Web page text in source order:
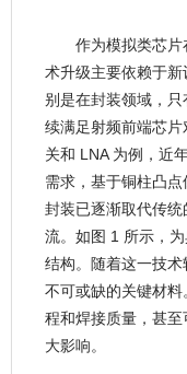
作为模拟类芯
术升级主要依赖于
别是在封装领域，
续满足射频前端芯
关和 LNA 为例，近
需求，基于铜柱凸
封装已逐渐取代传
流。如图 1 所示，
结构。随着这一技
不可或缺的关键材
程和焊接质量，甚
大影响。